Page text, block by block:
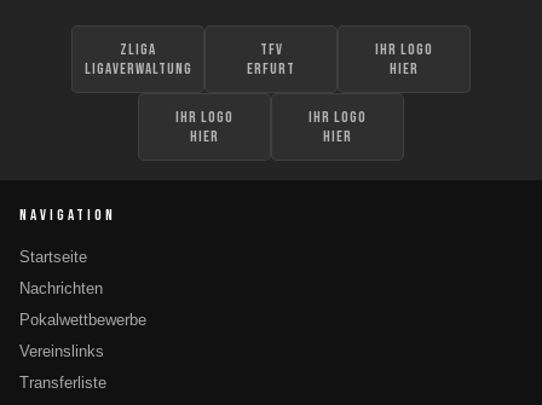
zLiga
Ligaverwaltung
TFV
Erfurt
Ihr Logo
hier
Ihr Logo
hier
Ihr Logo
hier
NAVIGATION
Startseite
Nachrichten
Pokalwettbewerbe
Vereinslinks
Transferliste